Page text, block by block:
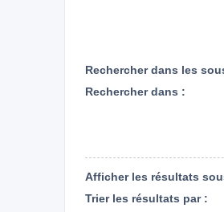
Rechercher dans les
Rechercher dans :
Afficher les résultats
Trier les résultats par :